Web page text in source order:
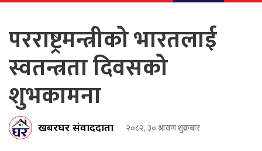
परराष्ट्रमन्त्रीको भारतलाई
स्वतन्त्रता दिवसको
शुभकामना
खबरघर संवाददाता २०८२, ३० श्रावण शुक्रबार